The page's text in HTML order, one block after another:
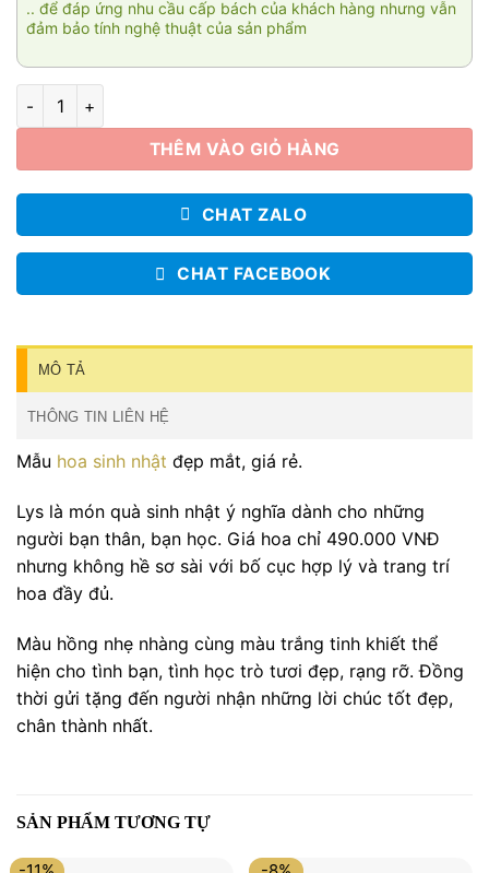
.. để đáp ứng nhu cầu cấp bách của khách hàng nhưng vẫn
đảm bảo tính nghệ thuật của sản phẩm
Lys số lượng
THÊM VÀO GIỎ HÀNG
CHAT ZALO
CHAT FACEBOOK
MÔ TẢ
THÔNG TIN LIÊN HỆ
Mẫu hoa sinh nhật đẹp mắt, giá rẻ.
Lys là món quà sinh nhật ý nghĩa dành cho những
người bạn thân, bạn học. Giá hoa chỉ 490.000 VNĐ
nhưng không hề sơ sài với bố cục hợp lý và trang trí
hoa đầy đủ.
Màu hồng nhẹ nhàng cùng màu trắng tinh khiết thể
hiện cho tình bạn, tình học trò tươi đẹp, rạng rỡ. Đồng
thời gửi tặng đến người nhận những lời chúc tốt đẹp,
chân thành nhất.
SẢN PHẨM TƯƠNG TỰ